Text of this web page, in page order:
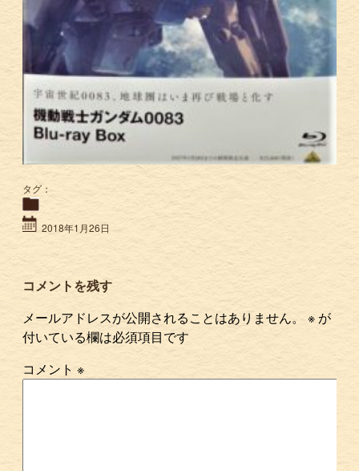
タグ：
2018年1月26日
コメントを残す
メールアドレスが公開されることはありません。
※が
付いている欄は必須項目です
コメント※